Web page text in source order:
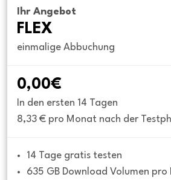
Ihr Angebot
FLEX
einmalige Abbuchung
0,00€
In den ersten 14 Tagen
8,33 € pro Monat nach der
14 Tage gratis testen
635 GB Download Volumen pro